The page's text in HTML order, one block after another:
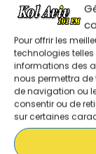
Pour offrir les
technologies
informations des
nous permettra
de navigation ou
consentir ou de
sur certaines
juin 2023
UPCOMING